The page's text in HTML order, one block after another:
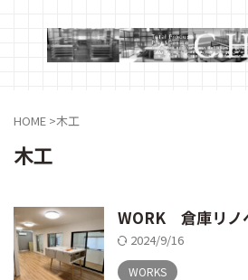
HOME >木工
木工
WORK 倉庫リノ
2024/9/16
WORKS